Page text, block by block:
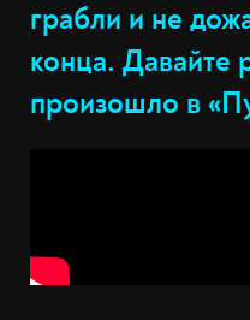
грабли и не
конца. Давайте
произошло в